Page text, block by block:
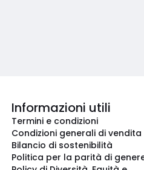
Informazioni utili
Termini e condizioni
Condizioni generali di vendita
Bilancio di sostenibilità
Politica per la parità di